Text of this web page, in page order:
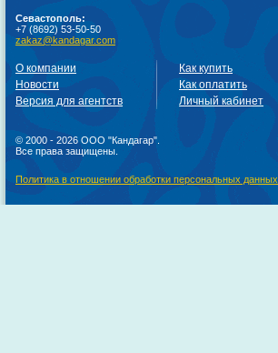
Севастополь:
+7 (8692) 53-50-50
zakaz@kandagar.com
О компании
Новости
Версия для агентств
Как купить
Как оплатить
Личный кабинет
© 2000 - 2026 ООО "Кандагар".
Все права защищены.
Политика в отношении обработки персональных данных